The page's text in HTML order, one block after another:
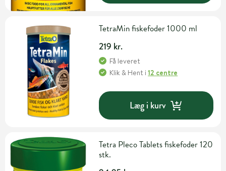
TetraMin fiskefoder 1000 ml
219 kr.
Få leveret
Klik & Hent i12 centre
Læg i kurv
Tetra Pleco Tablets fiskefoder 120
stk.